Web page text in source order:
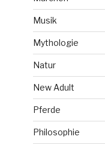
Musik
Mythologie
Natur
New Adult
Pferde
Philosophie